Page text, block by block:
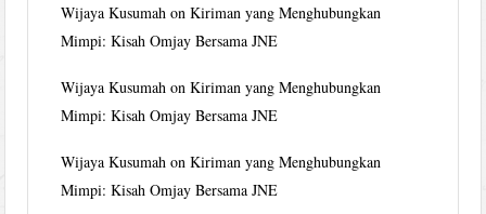
Wijaya Kusumah onKiriman yang Menghubungkan
Mimpi: Kisah Omjay Bersama JNE
Wijaya Kusumah onKiriman yang Menghubungkan
Mimpi: Kisah Omjay Bersama JNE
Wijaya Kusumah onKiriman yang Menghubungkan
Mimpi: Kisah Omjay Bersama JNE